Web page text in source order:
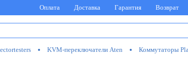
Оплата Доставка Гарантия Возврат
KVM-переключатели Aten Коммутаторы